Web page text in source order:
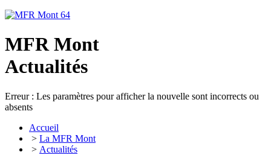
MFR Mont
Actualités
Erreur : Les paramètres pour afficher la nouvelle sont incorrects ou
absents
Accueil
> La MFR Mont
> Actualités